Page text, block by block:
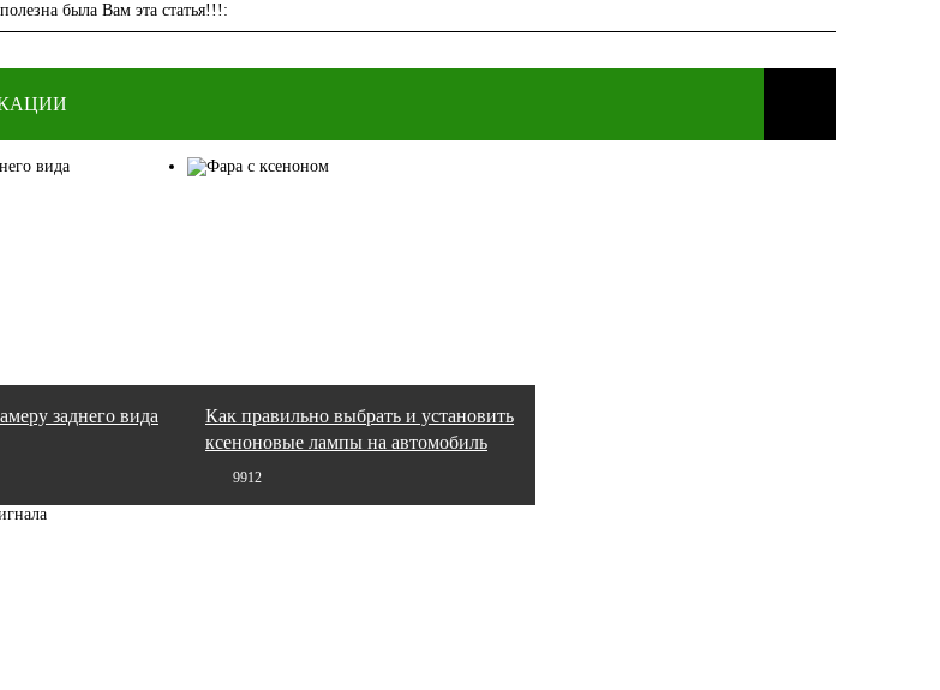
была Вам эта статья!!!:
заднего вида
Как правильно выбрать и установить
ксеноновые лампы на автомобиль
9912